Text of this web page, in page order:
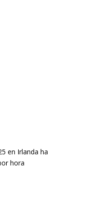
en Irlanda ha
hora